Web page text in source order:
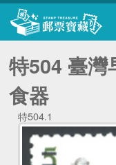
特504 臺灣
食器
特504.1